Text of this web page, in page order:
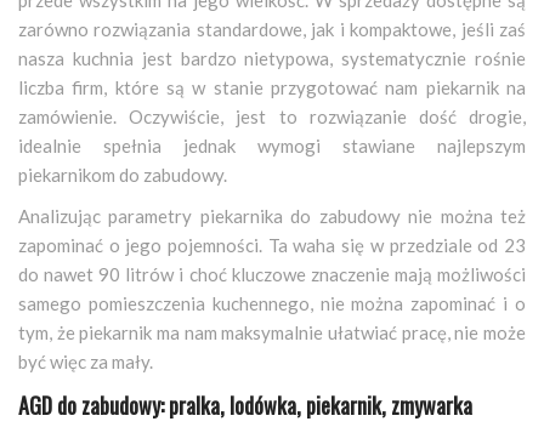
zarówno rozwiązania standardowe, jak i kompaktowe, jeśli zaś
nasza kuchnia jest bardzo nietypowa, systematycznie rośnie
liczba firm, które są w stanie przygotować nam piekarnik na
zamówienie. Oczywiście, jest to rozwiązanie dość drogie,
idealnie spełnia jednak wymogi stawiane najlepszym
piekarnikom do zabudowy.
Analizując parametry piekarnika do zabudowy nie można też
zapominać o jego pojemności. Ta waha się w przedziale od 23
do nawet 90 litrów i choć kluczowe znaczenie mają możliwości
samego pomieszczenia kuchennego, nie można zapominać i o
tym, że piekarnik ma nam maksymalnie ułatwiać pracę, nie może
być więc za mały.
AGD do zabudowy: pralka, lodówka, piekarnik, zmywarka